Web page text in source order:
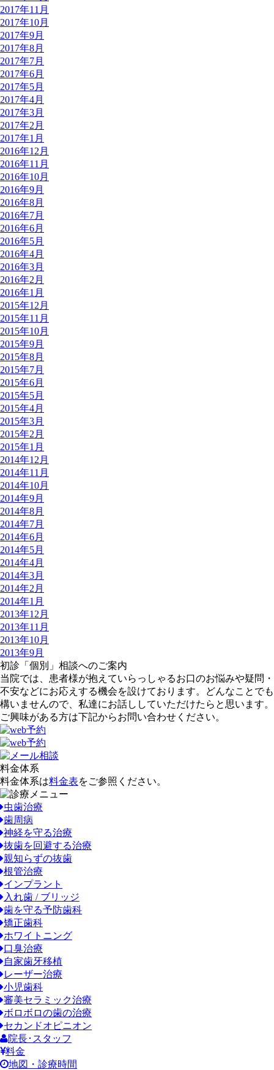
2017年11月
2017年10月
2017年9月
2017年8月
2017年7月
2017年6月
2017年5月
2017年4月
2017年3月
2017年2月
2017年1月
2016年12月
2016年11月
2016年10月
2016年9月
2016年8月
2016年7月
2016年6月
2016年5月
2016年4月
2016年3月
2016年2月
2016年1月
2015年12月
2015年11月
2015年10月
2015年9月
2015年8月
2015年7月
2015年6月
2015年5月
2015年4月
2015年3月
2015年2月
2015年1月
2014年12月
2014年11月
2014年10月
2014年9月
2014年8月
2014年7月
2014年6月
2014年5月
2014年4月
2014年3月
2014年2月
2014年1月
2013年12月
2013年11月
2013年10月
2013年9月
初診「個別」相談へのご案内
当院では、患者様が抱えていらっしゃるお口のお悩みや疑問・
不安などにお応えする機会を設けております。どんなことでも
構いませんので、私達にお話ししていただけたらと思います。
ご興味がある方は下記からお問い合わせください。
料金体系
料金体系は料金表をご参照ください。
虫歯治療
歯周病
神経を守る治療
抜歯を回避する治療
親知らずの抜歯
根管治療
インプラント
入れ歯 / ブリッジ
歯を守る予防歯科
矯正歯科
ホワイトニング
口臭治療
自家歯牙移植
レーザー治療
小児歯科
審美セラミック治療
ボロボロの歯の治療
セカンドオピニオン
院長･スタッフ
料金
地図・診療時間